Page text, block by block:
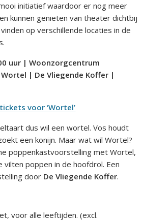
initiatief waardoor er nog meer
kunnen genieten van theater dichtbij
op verschillende locaties in de
uur | Woonzorgcentrum
| De Vliegende Koffer |
voor ‘Wortel’
dus wil een wortel. Vos houdt
een konijn. Maar wat wil Wortel?
poppenkastvoorstelling met Wortel,
vilten poppen in de hoofdrol. Een
door De Vliegende Koffer.
voor alle leeftijden. (excl.